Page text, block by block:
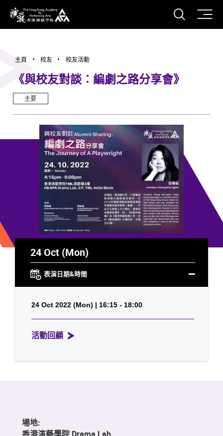
香港演藝學院
打開
主頁 校友 校友活動
《與校友對談︰編劇之路分享會》
主要
24 Oct (Mon)
表演日期&時間
24 Oct 2022 (Mon) | 16:15 - 18:00
活動回顧
場地: